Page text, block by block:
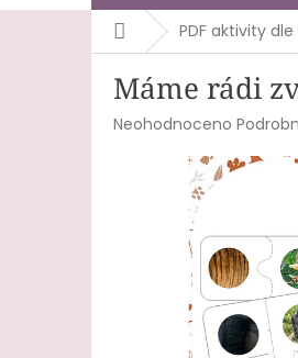
DomůPDF aktivity dle
Máme rádi
Průměrné
Neohodnoceno